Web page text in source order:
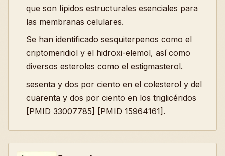
que son lípidos estructurales esenciales para
las membranas celulares.
Se han identificado sesquiterpenos como el
criptomeridiol y el hidroxi-elemol, así como
diversos esteroles como el estigmasterol.
sesenta y dos por ciento en el colesterol y del
cuarenta y dos por ciento en los triglicéridos
[PMID 33007785] [PMID 15964161].